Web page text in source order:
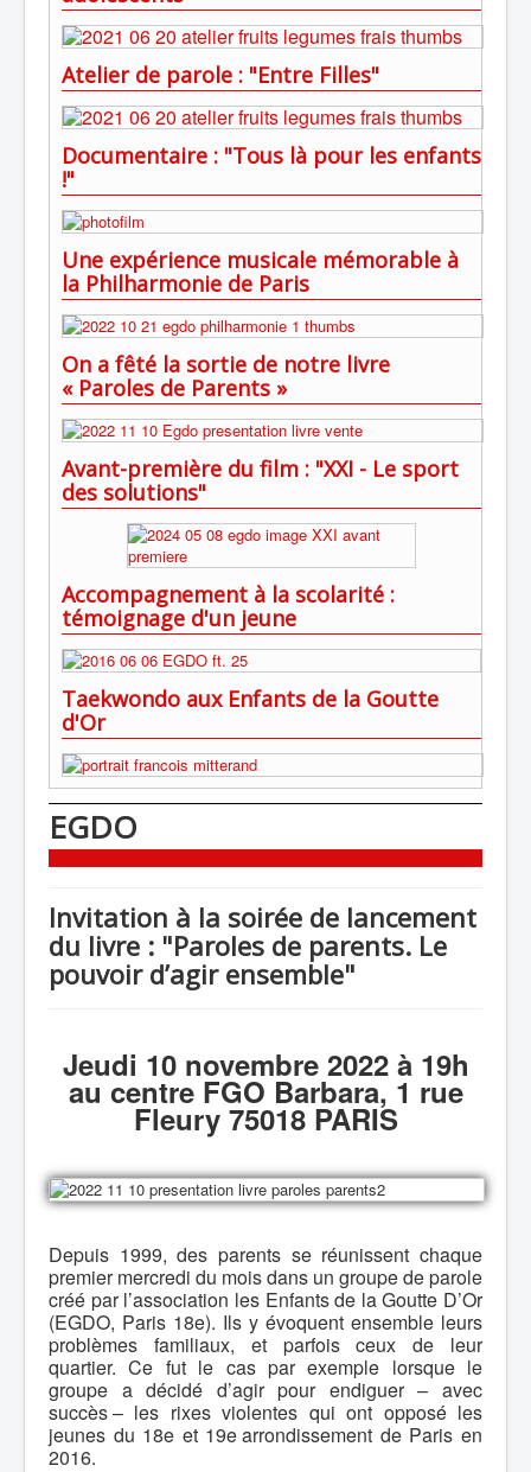
Atelier de parole : "Entre Filles"
Documentaire : "Tous là pour les enfants
!"
Une expérience musicale mémorable à
la Philharmonie de Paris
On a fêté la sortie de notre livre
« Paroles de Parents »
Avant-première du film : "XXI - Le sport
des solutions"
Accompagnement à la scolarité :
témoignage d'un jeune
Taekwondo aux Enfants de la Goutte
d'Or
EGDO
Invitation à la soirée de lancement
du livre : "Paroles de parents. Le
pouvoir d’agir ensemble"
Jeudi 10 novembre 2022 à 19h
au centre FGO Barbara, 1 rue
Fleury 75018 PARIS
Depuis 1999, des parents se réunissent chaque
premier mercredi du mois dans un groupe de parole
créé par l’association les Enfants de la Goutte D’Or
(EGDO, Paris 18e). Ils y évoquent ensemble leurs
problèmes familiaux, et parfois ceux de leur
quartier. Ce fut le cas par exemple lorsque le
groupe a décidé d’agir pour endiguer – avec
succès – les rixes violentes qui ont opposé les
jeunes du 18e et 19e arrondissement de Paris en
2016.